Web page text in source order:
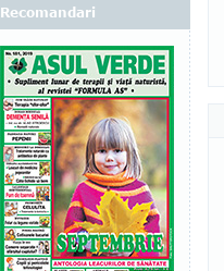
Recomandari